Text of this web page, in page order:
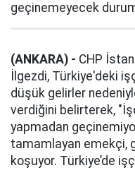
geçinemeyecek
(ANKARA) - CHP
İlgezdi, Türkiye'deki
düşük gelirler
verdiğini belirterek,
yapmadan
tamamlayan emekçi,
koşuyor. Türkiye’de